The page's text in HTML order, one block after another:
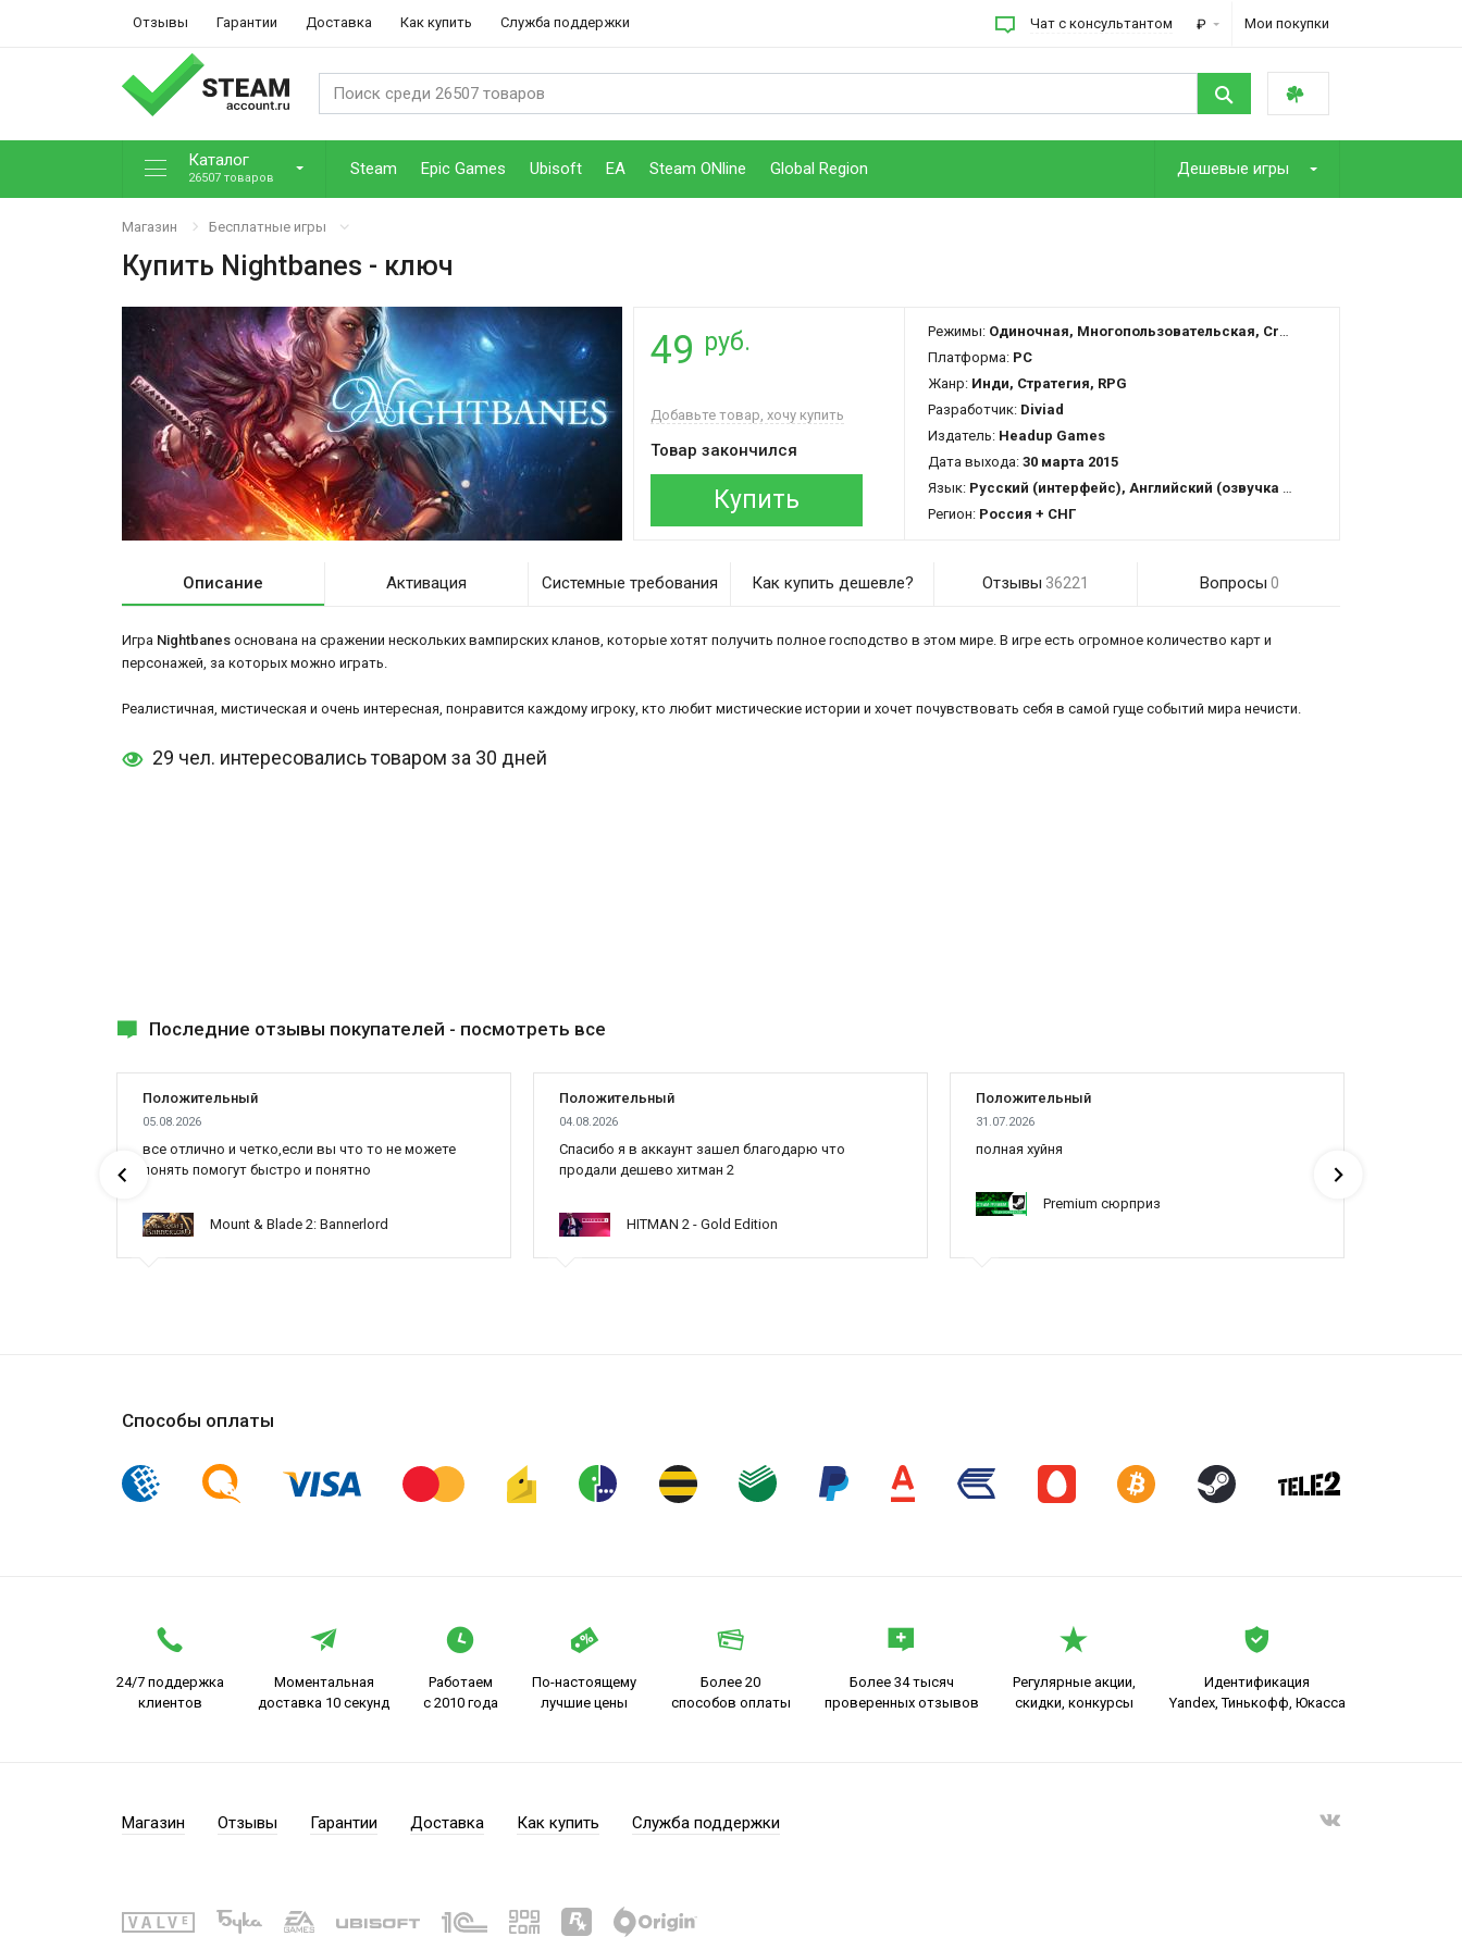
Отзывы Гарантии Доставка Как купить Служба поддержки Чат с консультантом ₽ Мои покупки
Каталог
26507 товаров Steam Epic Games Ubisoft EA Steam ONline Global Region Дешевые игры
Магазин Бесплатные игры
Купить Nightbanes - ключ
49 руб.
Добавьте товар, хочу купить
Товар закончился
Купить
Режимы: Одиночная, Многопользовательская, Cross-Platform Multiplayer
Платформа: PC
Жанр: Инди, Стратегия, RPG
Разработчик: Diviad
Издатель: Headup Games
Дата выхода: 30 марта 2015
Язык: Русский (интерфейс), Английский (озвучка + интерфейс)
Регион: Россия + СНГ
Описание Активация Системные требования Как купить дешевле? Отзывы 36221 Вопросы 0
Игра Nightbanes основана на сражении нескольких вампирских кланов, которые хотят получить полное господство в этом мире. В игре есть огромное количество карт и
персонажей, за которых можно играть.
Реалистичная, мистическая и очень интересная, понравится каждому игроку, кто любит мистические истории и хочет почувствовать себя в самой гуще событий мира нечисти.
29 чел. интересовались товаром за 30 дней
Последние отзывы покупателей - посмотреть все
Положительный
05.08.2026
все отлично и четко,если вы что то не можете
понять помогут быстро и понятно
Mount & Blade 2: Bannerlord
Положительный
04.08.2026
Cпасибо я в аккаунт зашел благодарю что
продали дешево хитман 2
HITMAN 2 - Gold Edition
Положительный
31.07.2026
полная хуйня
Premium сюрприз
Способы оплаты
24/7 поддержка
клиентов
Моментальная
доставка 10 секунд
Работаем
с 2010 года
По-настоящему
лучшие цены
Более 20
способов оплаты
Более 34 тысяч
проверенных отзывов
Регулярные акции,
скидки, конкурсы
Идентификация
Yandex, Тинькофф, Юкасса
Магазин Отзывы Гарантии Доставка Как купить Служба поддержки